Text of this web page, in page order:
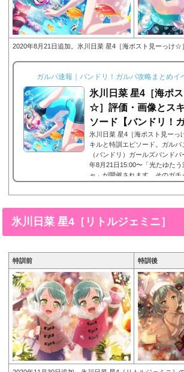
2020年8月21日追加。氷川日菜 星4［海ポスト見ーっけ☆
ガルパ速報｜バンドリ！ガルパ攻略まとめイ
氷川日菜 星4［海ポ
☆］評価・画像とス
ソード【バンドリ！ガ
氷川日菜 星4［海ポスト見ー
キルと特訓エピソード。ガルパ
（バンドリ）ガールズバンド
年8月21日15:00〜「光たゆた
ャ」が開催されます。そのガチ
星4［海ポスト見ーっけ☆］。
す。氷川日菜 星4［海ポスト
ップ/クリックで画像拡大可能■
テータス名前氷川日菜(ひかわ...
氷川日菜 星4［リトルジェミニ］
特訓前 特訓後